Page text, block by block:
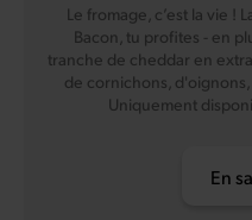
Le fromage, c’est la vie !
Bacon, tu profites - en
tranche de cheddar en
de cornichons,
Uniquement
En